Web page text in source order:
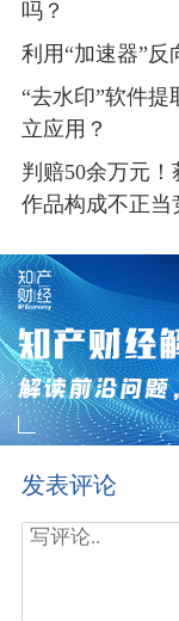
吗？
利用“加速器”反
“去水印”软件
立应用？
判赔50余万元
作品构成不正当
发表评论